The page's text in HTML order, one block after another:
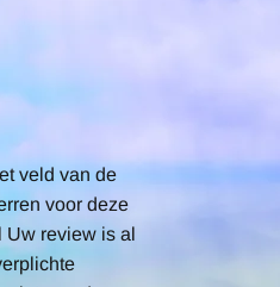
veld van de
voor deze
Uw review is al